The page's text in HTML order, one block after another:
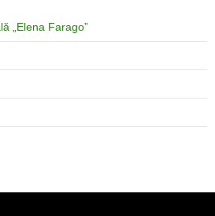
„Elena Farago”